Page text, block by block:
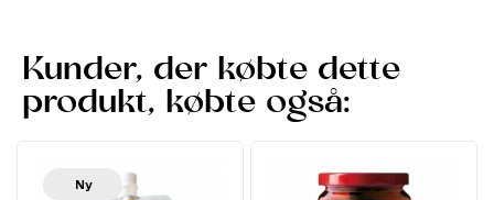
er det ideelle valg for dig, der elsker stærke snacks og
ønsker at prøve noget ud over de klassiske chipsvarianter.
En uimodståelig kombination af sprødhed, styrke og
Kunder, der købte dette
produkt, købte også:
Ny